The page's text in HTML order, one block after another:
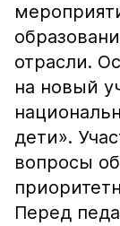
отрасли.
на новый
дети».
вопросы
Перед